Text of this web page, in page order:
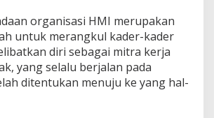
organisasi HMI merupakan
untuk merangkul kader-kader
diri sebagai mitra kerja
yang selalu berjalan pada
ditentukan menuju ke yang hal-